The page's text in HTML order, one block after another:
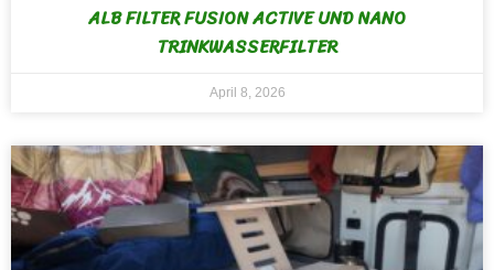
ALB FILTER FUSION ACTIVE UND NANO
TRINKWASSERFILTER
April 8, 2026